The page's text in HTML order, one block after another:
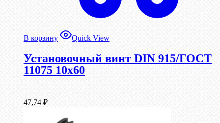
В корзину Quick View
Установочный винт DIN 915/ГОСТ
11075 10х60
47,74 ₽